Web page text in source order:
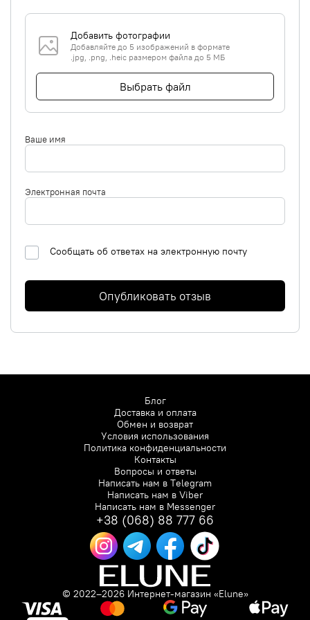
Добавить фотографии
Добавляйте до 5 изображений в формате
.jpg, .png, .heic размером файла до 5 МБ
Выбрать файл
Ваше имя
Электронная почта
Сообщать об ответах на электронную почту
Опубликовать отзыв
© 2022–2026 Интернет-магазин «Elune»
Блог
Доставка и оплата
Обмен и возврат
Условия использования
Политика конфиденциальности
Контакты
Вопросы и ответы
Написать нам в Telegram
Написать нам в Viber
Написать нам в Messenger
+38 (068) 88 777 66